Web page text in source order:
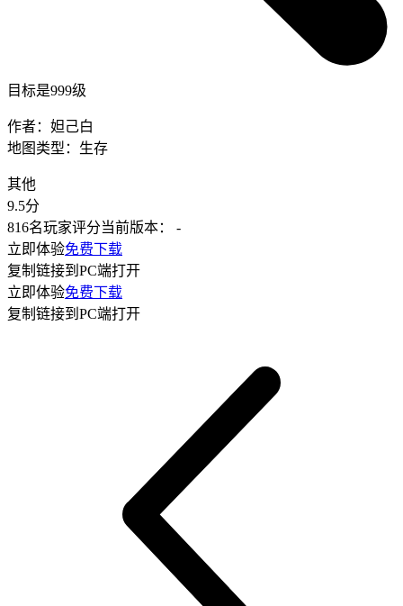
目标是999级
作者： 妲己白
地图类型： 生存
其他
9.5分
816名玩家评分当前版本：
-
立即体验免费下载
复制链接到PC端打开
立即体验免费下载
复制链接到PC端打开